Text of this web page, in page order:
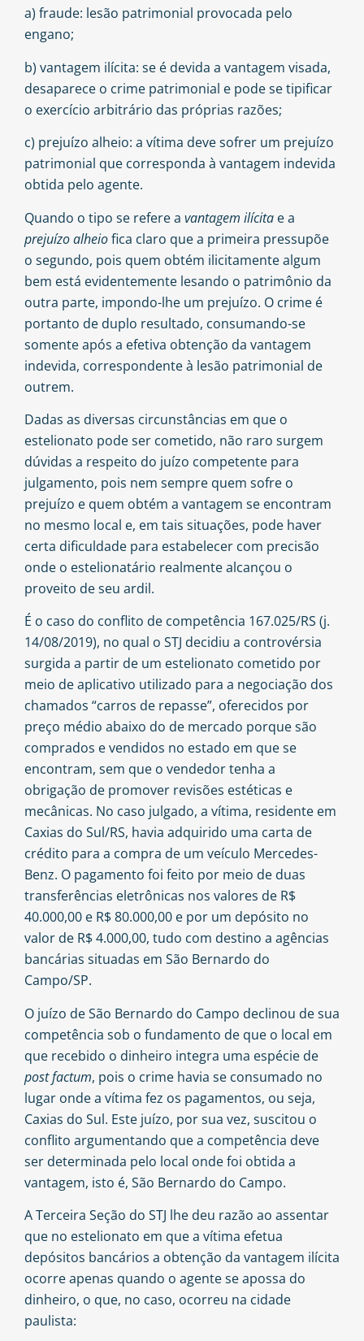
a) fraude: lesão patrimonial provocada pelo
engano;
b) vantagem ilícita: se é devida a vantagem visada,
desaparece o crime patrimonial e pode se tipificar
o exercício arbitrário das próprias razões;
c) prejuízo alheio: a vítima deve sofrer um prejuízo
patrimonial que corresponda à vantagem indevida
obtida pelo agente.
Quando o tipo se refere a vantagem ilícita e a
prejuízo alheiofica claro que a primeira pressupõe
o segundo, pois quem obtém ilicitamente algum
bem está evidentemente lesando o patrimônio da
outra parte, impondo-lhe um prejuízo. O crime é
portanto de duplo resultado, consumando-se
somente após a efetiva obtenção da vantagem
indevida, correspondente à lesão patrimonial de
outrem.
Dadas as diversas circunstâncias em que o
estelionato pode ser cometido, não raro surgem
dúvidas a respeito do juízo competente para
julgamento, pois nem sempre quem sofre o
prejuízo e quem obtém a vantagem se encontram
no mesmo local e, em tais situações, pode haver
certa dificuldade para estabelecer com precisão
onde o estelionatário realmente alcançou o
proveito de seu ardil.
É o caso do conflito de competência 167.025/RS (j.
14/08/2019), no qual o STJ decidiu a controvérsia
surgida a partir de um estelionato cometido por
meio de aplicativo utilizado para a negociação dos
chamados “carros de repasse”, oferecidos por
preço médio abaixo do de mercado porque são
comprados e vendidos no estado em que se
encontram, sem que o vendedor tenha a
obrigação de promover revisões estéticas e
mecânicas. No caso julgado, a vítima, residente em
Caxias do Sul/RS, havia adquirido uma carta de
crédito para a compra de um veículo Mercedes-
Benz. O pagamento foi feito por meio de duas
transferências eletrônicas nos valores de R$
40.000,00 e R$ 80.000,00 e por um depósito no
valor de R$ 4.000,00, tudo com destino a agências
bancárias situadas em São Bernardo do
Campo/SP.
O juízo de São Bernardo do Campo declinou de sua
competência sob o fundamento de que o local em
que recebido o dinheiro integra uma espécie de
post factum, pois o crime havia se consumado no
lugar onde a vítima fez os pagamentos, ou seja,
Caxias do Sul. Este juízo, por sua vez, suscitou o
conflito argumentando que a competência deve
ser determinada pelo local onde foi obtida a
vantagem, isto é, São Bernardo do Campo.
A Terceira Seção do STJ lhe deu razão ao assentar
que no estelionato em que a vítima efetua
depósitos bancários a obtenção da vantagem ilícita
ocorre apenas quando o agente se apossa do
dinheiro, o que, no caso, ocorreu na cidade
paulista: